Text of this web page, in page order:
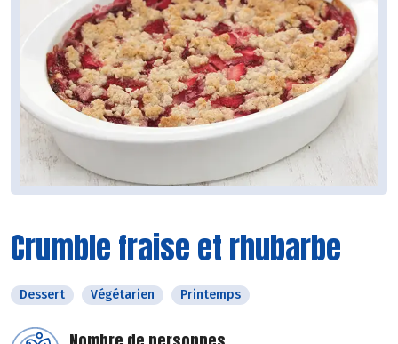
Crumble fraise et rhubarbe
Dessert Végétarien Printemps